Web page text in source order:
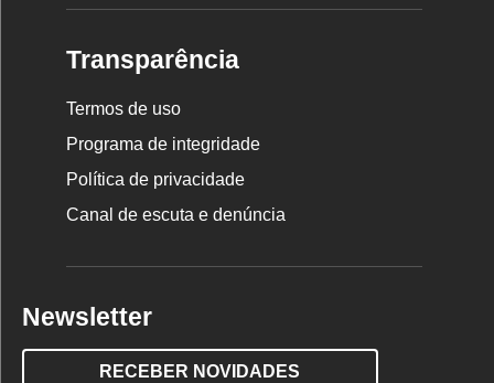
Transparência
Termos de uso
Programa de integridade
Política de privacidade
Canal de escuta e denúncia
Newsletter
RECEBER NOVIDADES